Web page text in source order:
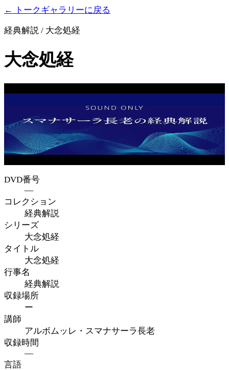
← トークギャラリーに戻る
経典解説 / 大念処経
大念処経
DVD番号
—
コレクション
経典解説
シリーズ
大念処経
タイトル
大念処経
行事名
経典解説
収録場所
ー
講師
アルボムッレ・スマナサーラ長老
収録時間
—
言語